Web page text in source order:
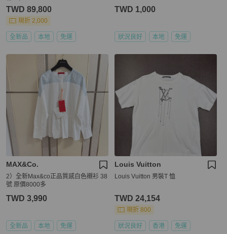
TWD 89,800
現折 2,000
全新品 本地 免運
TWD 1,000
狀況良好 本地 免運
MAX&Co.
2）全新Max&co正品質感白色襯衫 38
號 原價8000多
TWD 3,990
全新品 本地 免運
Louis Vuitton
Louis Vuitton 男裝T 恤
TWD 24,154
現折 800
狀況良好 香港 免運